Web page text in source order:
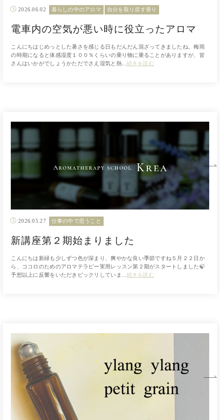
2026.06.02 暮らしの中のアロマ 自分を取り戻す香り
電車内の空気が悪い時に役立ったアロマ
こんにちはじめっとした暑さを感じる日もだんだん混ざってきましたね。梅雨
の時期になると体感湿度１００％くらいの乗り物に乗ることがありますが、皆
さんはいかがでしょうかただでさえ湿気と熱... 続きを読む
2026.05.27 仕事の中で思うこと
新講座第２期始まりました
こんにちは新緑も少しずつ色が深まり、爽やかな良い季節ですね５月２２日か
ら、ココロのためのアロマテラピー実用レッスン第２期がスタートしました🍃
予想以上に反響をいただきビックリしていま... 続きを読む